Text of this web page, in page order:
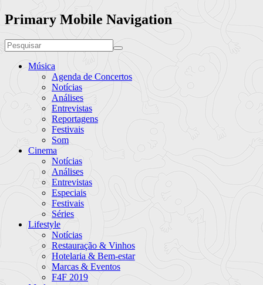
Primary Mobile Navigation
Música
Agenda de Concertos
Notícias
Análises
Entrevistas
Reportagens
Festivais
Som
Cinema
Notícias
Análises
Entrevistas
Especiais
Festivais
Séries
Lifestyle
Notícias
Restauração & Vinhos
Hotelaria & Bem-estar
Marcas & Eventos
F4F 2019